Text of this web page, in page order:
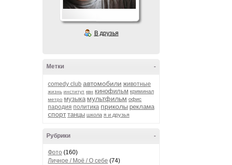
В друзья
-
Метки
comedy club автомобили животные
жизнь институт квн кинофильм криминал
метро музыка мультфильм офис
пародия политика приколы реклама
спорт танцы школа я и друзья
-
Рубрики
Фото (160)
Личное / Моё / О себе (74)